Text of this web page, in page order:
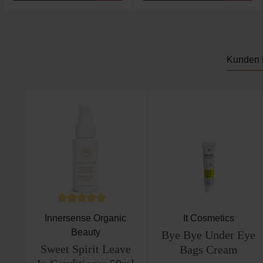
Kunden
Durchschnittliche Bewertung von 5 von 5 Sternen
Innersense Organic
Beauty
Sweet Spirit Leave
It Cosmetics
Bye Bye Under Eye
Bags Cream